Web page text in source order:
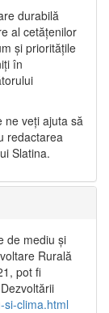
durabilă
al cetățenilor
și prioritățile
în
ne veți ajuta să
redactarea
Slatina.
de mediu și
Rurală
pot fi
si-clima.html